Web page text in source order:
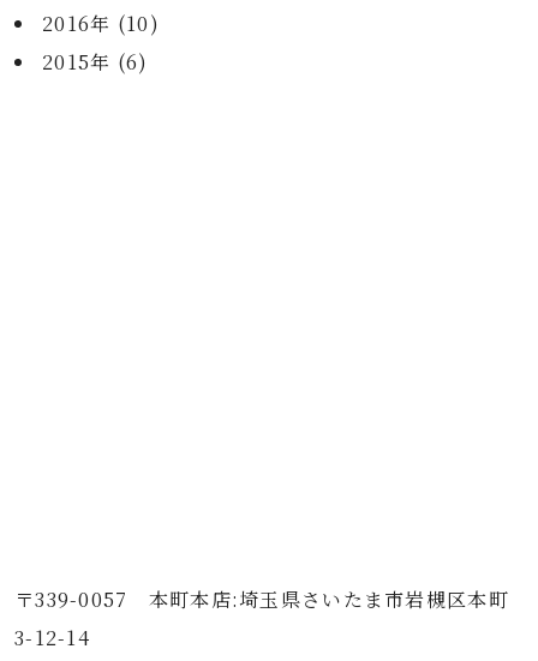
2016年 (10)
2015年 (6)
〒339-0057 本町本店:埼玉県さいたま市岩槻区本町
3-12-14